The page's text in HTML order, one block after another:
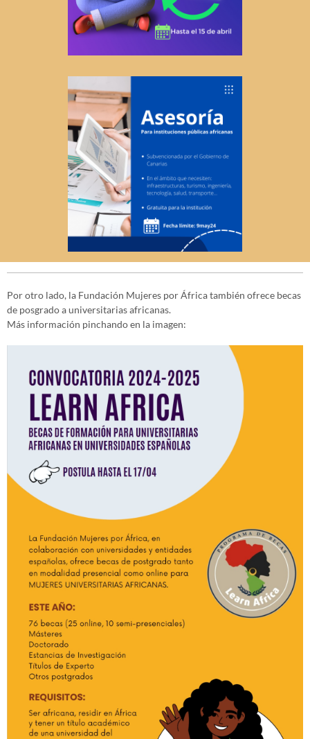
Por otro lado, la Fundación Mujeres por África también ofrece becas
de posgrado a universitarias africanas.
Más información pinchando en la imagen: